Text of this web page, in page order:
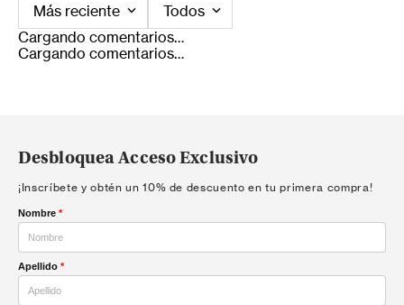
Más reciente
Todos
Cargando comentarios…
Cargando comentarios…
Desbloquea Acceso Exclusivo
¡Inscríbete y obtén un 10% de descuento en tu primera compra!
Nombre *
Apellido *